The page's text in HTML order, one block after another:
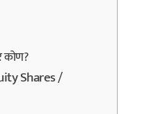
कोण?
Shares /